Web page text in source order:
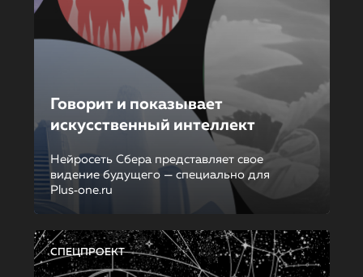
Говорит и показывает
искусственный интеллект
Нейросеть Сбера представляет свое
видение будущего — специально для
Plus‑one.ru
СПЕЦПРОЕКТ